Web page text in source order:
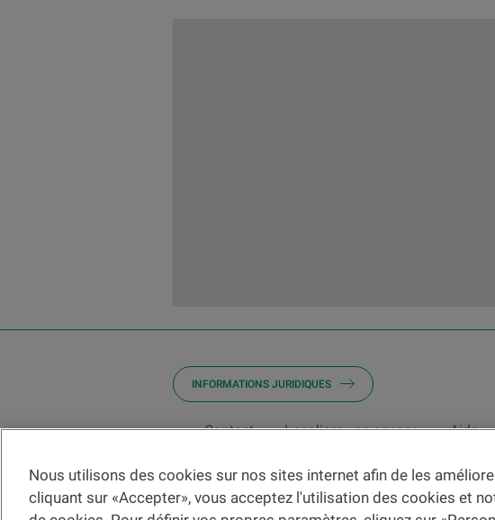
INFORMATIONS JURIDIQUES
Contact Localiser une agence Aide
Veuillez préalablement prendre connaissance des
Les informations et/ou documents en lien avec des
qui sont présentés sur ce site Internet constituent en principe
Nous utilisons des cookies sur nos sites internet afin de les
cliquant sur «Accepter», vous acceptez l'utilisation des cookies et